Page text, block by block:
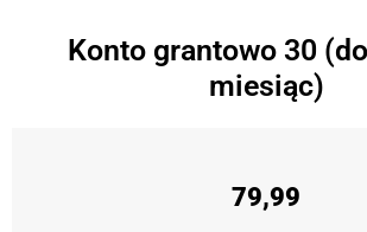
Konto grantowo 30
miesiąc)
79,99